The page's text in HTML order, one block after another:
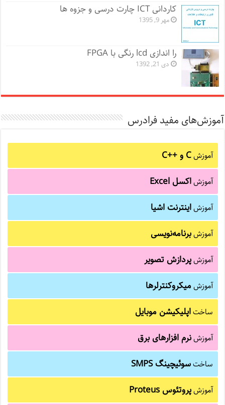
کاردانی ICT چارت درسی و جزوه ها
مهر 9, 1395
را اندازی lcd رنگی با FPGA
دی 21, 1392
آموزش‌های مفید فرادرس
آموزشC و C++‎
آموزشاکسل Excel
آموزشاینترنت اشیا
آموزشبرنامه‌نویسی
آموزشپردازش تصویر
آموزشمیکروکنترلرها
ساختاپلیکیشن موبایل
آموزشنرم افزارهای برق
ساختسوئیچینگ SMPS
آموزشپروتئوس Proteus